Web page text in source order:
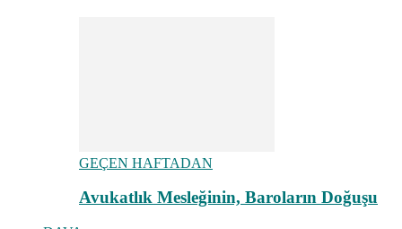
GEÇEN HAFTADAN
Avukatlık Mesleğinin, Baroların Doğuşu